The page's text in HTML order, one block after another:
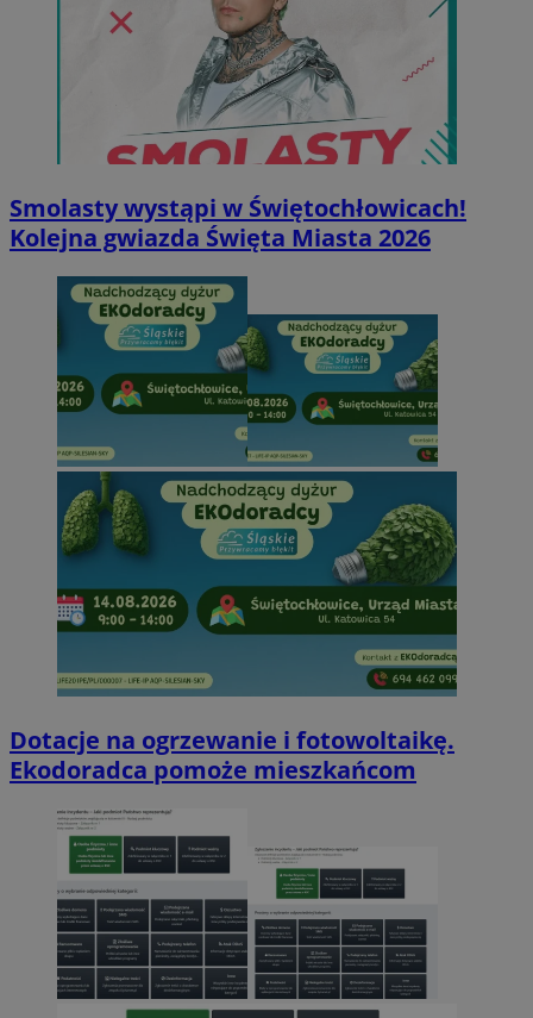
Smolasty wystąpi w Świętochłowicach!
Kolejna gwiazda Święta Miasta 2026
Dotacje na ogrzewanie i fotowoltaikę.
Ekodoradca pomoże mieszkańcom